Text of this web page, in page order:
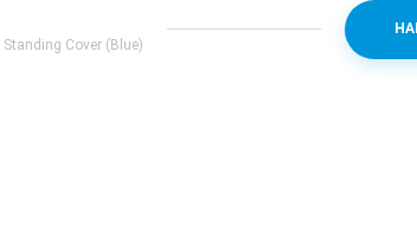
Standing Cover (Blue)
N960FZBH)
N9600
0 грн